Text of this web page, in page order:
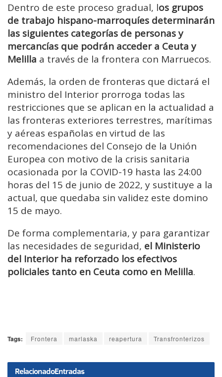
Dentro de este proceso gradual, los grupos
de trabajo hispano-marroquíes determinarán
las siguientes categorías de personas y
mercancías que podrán acceder a Ceuta y
Melilla a través de la frontera con Marruecos.
Además, la orden de fronteras que dictará el
ministro del Interior prorroga todas las
restricciones que se aplican en la actualidad a
las fronteras exteriores terrestres, marítimas
y aéreas españolas en virtud de las
recomendaciones del Consejo de la Unión
Europea con motivo de la crisis sanitaria
ocasionada por la COVID-19 hasta las 24:00
horas del 15 de junio de 2022, y sustituye a la
actual, que quedaba sin validez este domino
15 de mayo.
De forma complementaria, y para garantizar
las necesidades de seguridad, el Ministerio
del Interior ha reforzado los efectivos
policiales tanto en Ceuta como en Melilla.
Tags: Frontera marlaska reapertura Transfronterizos
RelacionadoEntradas